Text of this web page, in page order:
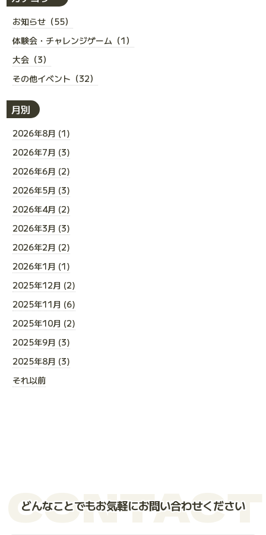
お知らせ（55）
体験会・チャレンジゲーム（1）
大会（3）
その他イベント（32）
月別
2026年8月 (1)
2026年7月 (3)
2026年6月 (2)
2026年5月 (3)
2026年4月 (2)
2026年3月 (3)
2026年2月 (2)
2026年1月 (1)
2025年12月 (2)
2025年11月 (6)
2025年10月 (2)
2025年9月 (3)
2025年8月 (3)
それ以前
CONTACT
どんなことでもお気軽にお問い合わせください